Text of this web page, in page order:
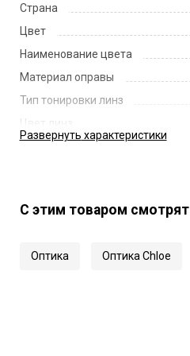
Страна
Цвет
Наименование цвета
Материал оправы
Тип тонировки линз
Цвет линз
Длина заушника
Артикул
Развернуть характеристики
С этим товаром смотрят
Оптика Оптика Chloe